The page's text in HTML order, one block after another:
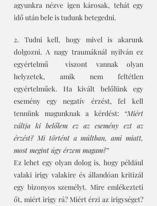
agyunkra nézve igen károsak, tehát egy
idő után bele is tudunk betegedni.
2. Tudni kell, hogy mivel is akarunk
dolgozni. A nagy traumáknál nyilván ez
egyértelmű  viszont vannak olyan
helyzetek, amik nem feltétlen
egyértelműek. Ha kivált belőlünk egy
esemény egy negatív érzést, fel kell
tennünk magunknak a kérdést: “Miért
váltja ki belőlem ez az esemény ezt az
érzést? Mi történt a múltban, ami miatt,
most megint úgy érzem magam?”
Ez lehet egy olyan dolog is, hogy például
valaki irigy valakire és állandóan kritizál
egy bizonyos személyt. Mire emlékezteti
őt, miért irigy rá? Miért érzi az irigységet?